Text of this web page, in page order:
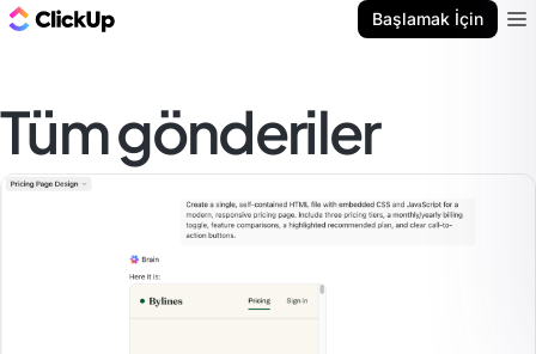
Başlamak İçin
Tüm gönderiler